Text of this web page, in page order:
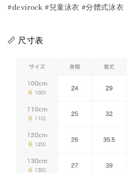
#devirock #兒童泳衣 #分體式泳衣
📏 尺寸表